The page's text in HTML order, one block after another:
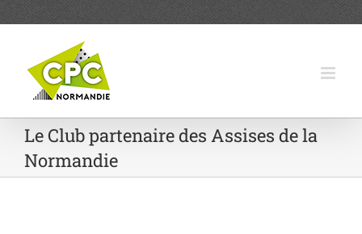
Le Club partenaire des Assises de la
Normandie